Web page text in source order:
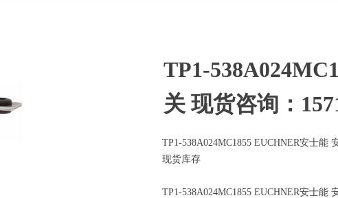
TP1-538A024MC1855 EUCHNER安士能
现货库存
TP1-538A024MC1855 EUCHNER安士能
TP1-
关 现货咨询：